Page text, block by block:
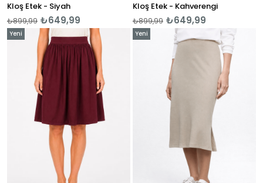
Kloş Etek - Siyah
₺649,99
₺899,99
Kloş Etek - Kahverengi
₺649,99
₺899,99
Yeni
Yeni